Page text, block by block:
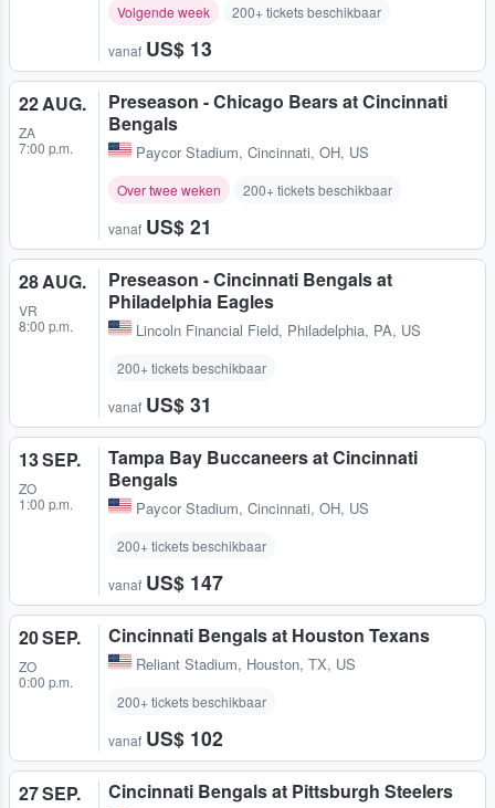
Volgende week 200+ tickets beschikbaar
vanaf US$ 13
22 AUG.
ZA
7:00 p.m.
Preseason - Chicago Bears at Cincinnati
Bengals
Paycor Stadium, Cincinnati, OH, US
Over twee weken 200+ tickets beschikbaar
vanaf US$ 21
28 AUG.
VR
8:00 p.m.
Preseason - Cincinnati Bengals at
Philadelphia Eagles
Lincoln Financial Field, Philadelphia, PA, US
200+ tickets beschikbaar
vanaf US$ 31
13 SEP.
ZO
1:00 p.m.
Tampa Bay Buccaneers at Cincinnati
Bengals
Paycor Stadium, Cincinnati, OH, US
200+ tickets beschikbaar
vanaf US$ 147
20 SEP.
ZO
0:00 p.m.
Cincinnati Bengals at Houston Texans
Reliant Stadium, Houston, TX, US
200+ tickets beschikbaar
vanaf US$ 102
27 SEP. Cincinnati Bengals at Pittsburgh Steelers